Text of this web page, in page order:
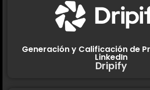
Generación y Calificación de
LinkedIn
Dripify